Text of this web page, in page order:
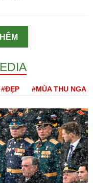
#ĐẸP #MÙA THU NGA